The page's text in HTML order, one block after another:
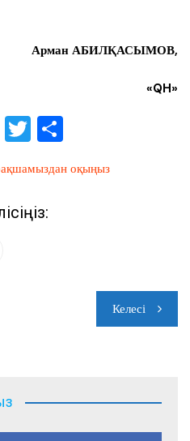
Арман АБИЛҚАСЫМОВ,
«QH»
M T
tt
er
ра
оқыңыз
Келесі